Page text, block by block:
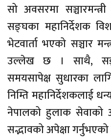
सो अवसरमा
सङ्घका महानिर्देशक
भेटवार्ता भएको सञ्चार
उल्लेख छ । साथै,
समयसापेक्ष सुधारका
निम्ति महानिर्देशकलाई
नेपालको हुलाक
सद्भावको अपेक्षा गर्नुभएको